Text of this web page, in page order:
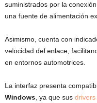
suministrados por la
una fuente de alimentación
Asimismo, cuenta con
velocidad del enlace,
en entornos automotrices.
La interfaz presenta
Windows , ya que sus drivers